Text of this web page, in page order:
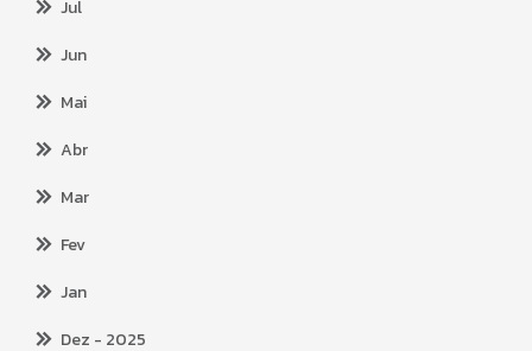
Jul
Jun
Mai
Abr
Mar
Fev
Jan
Dez - 2025